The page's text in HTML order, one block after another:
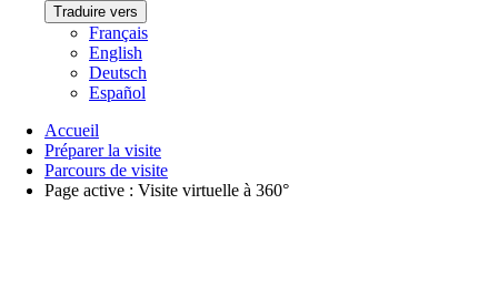
Traduire vers
Français
English
Deutsch
Español
Accueil
Préparer la visite
Parcours de visite
Page active : Visite virtuelle à 360°